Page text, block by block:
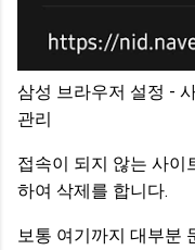
삼성 브라우저 설정 -
관리
접속이 되지 않는 사이
하여 삭제를 합니다.
보통 여기까지 대부분